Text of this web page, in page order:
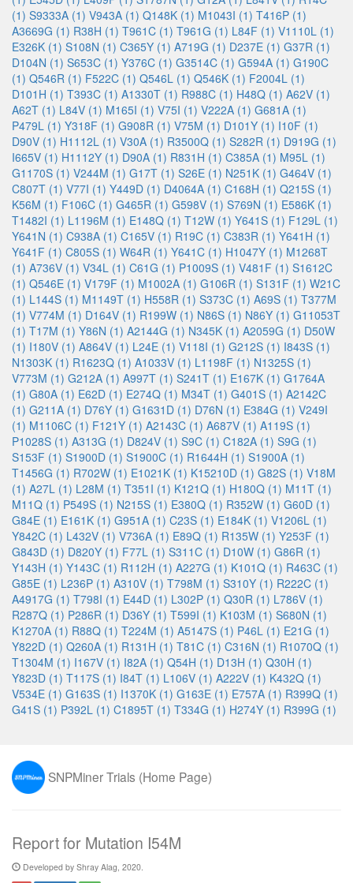
(1) S9333A (1) V943A (1) Q148K (1) M1043I (1) T416P (1)
A3669G (1) R38H (1) T961C (1) T961G (1) L84F (1) V1110L (1)
E326K (1) S108N (1) C365Y (1) A719G (1) D237E (1) G37R (1)
D104N (1) S653C (1) Y376C (1) G3514C (1) G594A (1) G190C
(1) Q546R (1) F522C (1) Q546L (1) Q546K (1) F2004L (1)
D101H (1) T393C (1) A1330T (1) R988C (1) H48Q (1) A62V (1)
A62T (1) L84V (1) M165I (1) V75I (1) V222A (1) G681A (1)
P479L (1) Y318F (1) G908R (1) V75M (1) D101Y (1) I10F (1)
D90V (1) H1112L (1) V30A (1) R3500Q (1) S282R (1) D919G (1)
I665V (1) H1112Y (1) D90A (1) R831H (1) C385A (1) M95L (1)
G1170S (1) V244M (1) G17T (1) S26E (1) N251K (1) G464V (1)
C807T (1) V77I (1) Y449D (1) D4064A (1) C168H (1) Q215S (1)
K56M (1) F106C (1) G465R (1) G598V (1) S769N (1) E586K (1)
T1482I (1) L1196M (1) E148Q (1) T12W (1) Y641S (1) F129L (1)
Y641N (1) C938A (1) C165V (1) R19C (1) C383R (1) Y641H (1)
Y641F (1) C805S (1) W64R (1) Y641C (1) H1047Y (1) M1268T
(1) A736V (1) V34L (1) C61G (1) P1009S (1) V481F (1) S1612C
(1) Q546E (1) V179F (1) M1002A (1) G106R (1) S131F (1) W21C
(1) L144S (1) M1149T (1) H558R (1) S373C (1) A69S (1) T377M
(1) V774M (1) D164V (1) R199W (1) N86S (1) N86Y (1) G11053T
(1) T17M (1) Y86N (1) A2144G (1) N345K (1) A2059G (1) D50W
(1) I180V (1) A864V (1) L24E (1) V118I (1) G212S (1) I843S (1)
N1303K (1) R1623Q (1) A1033V (1) L1198F (1) N1325S (1)
V773M (1) G212A (1) A997T (1) S241T (1) E167K (1) G1764A
(1) G80A (1) E62D (1) E274Q (1) M34T (1) G401S (1) A2142C
(1) G211A (1) D76Y (1) G1631D (1) D76N (1) E384G (1) V249I
(1) M1106C (1) F121Y (1) A2143C (1) A687V (1) A119S (1)
P1028S (1) A313G (1) D824V (1) S9C (1) C182A (1) S9G (1)
S153F (1) S1900D (1) S1900C (1) R1644H (1) S1900A (1)
T1456G (1) R702W (1) E1021K (1) K15210D (1) G82S (1) V18M
(1) A27L (1) L28M (1) T351I (1) K121Q (1) H180Q (1) M11T (1)
M11Q (1) P549S (1) N215S (1) E380Q (1) R352W (1) G60D (1)
G84E (1) E161K (1) G951A (1) C23S (1) E184K (1) V1206L (1)
Y842C (1) L432V (1) V736A (1) E89Q (1) R135W (1) Y253F (1)
G843D (1) D820Y (1) F77L (1) S311C (1) D10W (1) G86R (1)
Y143H (1) Y143C (1) R112H (1) A227G (1) K101Q (1) R463C (1)
G85E (1) L236P (1) A310V (1) T798M (1) S310Y (1) R222C (1)
A4917G (1) T798I (1) E44D (1) L302P (1) Q30R (1) L786V (1)
R287Q (1) P286R (1) D36Y (1) T599I (1) K103M (1) S680N (1)
K1270A (1) R88Q (1) T224M (1) A5147S (1) P46L (1) E21G (1)
Y822D (1) Q260A (1) R131H (1) T81C (1) C316N (1) R1070Q (1)
T1304M (1) I167V (1) I82A (1) Q54H (1) D13H (1) Q30H (1)
Y823D (1) T117S (1) I84T (1) L106V (1) A222V (1) K432Q (1)
V534E (1) G163S (1) I1370K (1) G163E (1) E757A (1) R399Q (1)
G41S (1) P392L (1) C1895T (1) T334G (1) H274Y (1) R399G (1)
SNPMiner Trials (Home Page)
Report for Mutation I54M
Developed by Shray Alag, 2020.